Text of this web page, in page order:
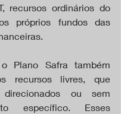
recursos ordinários do
próprios fundos das
Plano Safra também
recursos livres, que
ou sem
específico. Esses